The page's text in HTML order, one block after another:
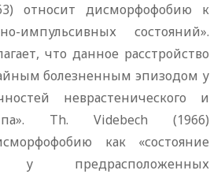
относит дисморфофобию к
импульсивных состояний».
что данное расстройство
болезненным эпизодом у
неврастенического и
Th. Videbech (1966)
как «состояние
у предрасположенных